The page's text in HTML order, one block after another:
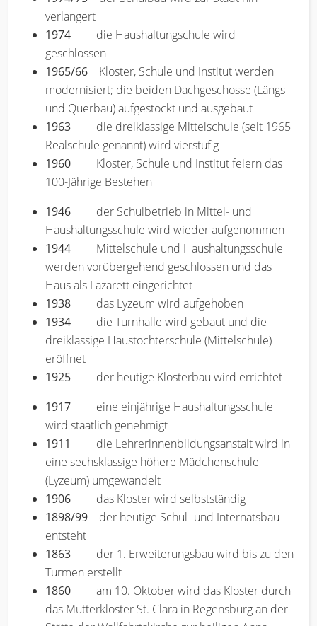
verlängert
1974 die Haushaltungschule wird
geschlossen
1965/66 Kloster, Schule und Institut werden
modernisiert; die beiden Dachgeschosse (Längs-
und Querbau) aufgestockt und ausgebaut
1963 die dreiklassige Mittelschule (seit 1965
Realschule genannt) wird vierstufig
1960 Kloster, Schule und Institut feiern das
100-Jährige Bestehen
1946 der Schulbetrieb in Mittel- und
Haushaltungsschule wird wieder aufgenommen
1944 Mittelschule und Haushaltungsschule
werden vorübergehend geschlossen und das
Haus als Lazarett eingerichtet
1938 das Lyzeum wird aufgehoben
1934 die Turnhalle wird gebaut und die
dreiklassige Haustöchterschule (Mittelschule)
eröffnet
1925 der heutige Klosterbau wird errichtet
1917 eine einjährige Haushaltungsschule
wird staatlich genehmigt
1911 die Lehrerinnenbildungsanstalt wird in
eine sechsklassige höhere Mädchenschule
(Lyzeum) umgewandelt
1906 das Kloster wird selbstständig
1898/99 der heutige Schul- und Internatsbau
entsteht
1863 der 1. Erweiterungsbau wird bis zu den
Türmen erstellt
1860
am 10. Oktober wird das Kloster durch
das Mutterkloster St. Clara in Regensburg an der